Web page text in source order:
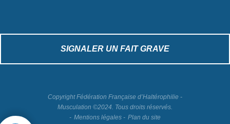
SIGNALER UN FAIT GRAVE
Copyright Fédération Française d’Haltérophilie -
Musculation ©2024. Tous droits réservés.
Mentions légales
Plan du site